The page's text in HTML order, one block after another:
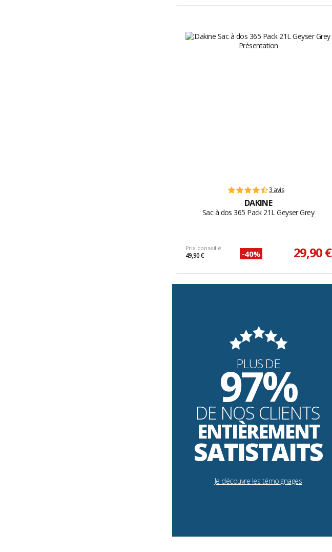
3 avis
DAKINE
Sac à dos 365 Pack 21L Geyser Grey
Prix conseillé
49,90 € -40% 29,90 €
PLUS DE
97%
DE NOS CLIENTS
ENTIÈREMENT
SATISTAITS
Je découvre les témoignages